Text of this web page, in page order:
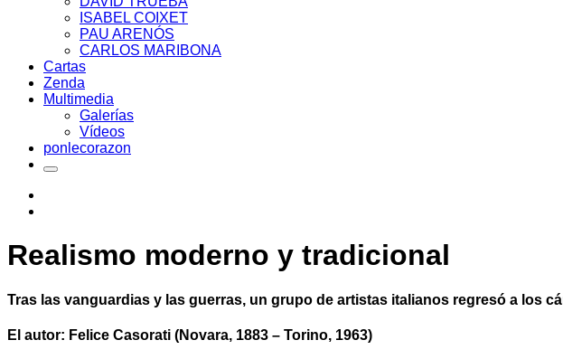
ISABEL COIXET
PAU ARENÓS
CARLOS MARIBONA
Cartas
Zenda
Multimedia
Galerías
Vídeos
ponlecorazon
Realismo moderno y tradicional
Tras las vanguardias y las guerras, un grupo de artistas italianos regresó a los
El autor: Felice Casorati (Novara, 1883 – Torino, 1963)